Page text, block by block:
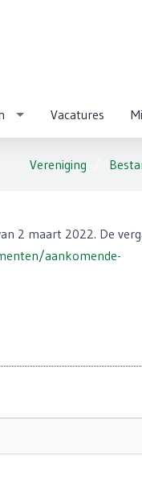
Vacatures
Vereniging
2 maart 2022. De
aankomende-